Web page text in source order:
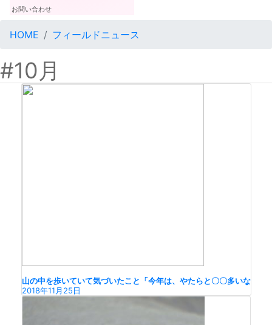
お問い合わせ
HOME フィールドニュース
#10月
山の中を歩いていて気づいたこと「今年は、やたらと〇〇多いな
2018年11月25日